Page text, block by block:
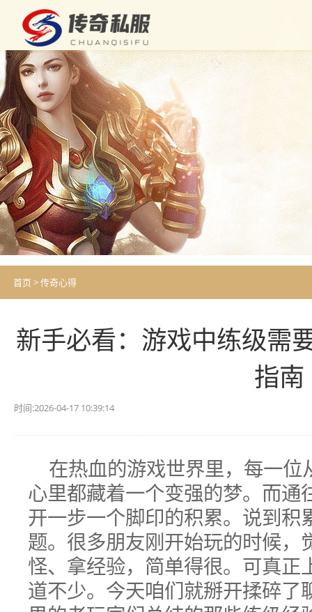
首页 >传奇心得
新手必看：游戏中练级需
指南
时间:2026-04-17 10:39:14
在热血的游戏世界里，每一
心里都藏着一个变强的梦。而通
开一步一个脚印的积累。说到积
题。很多朋友刚开始玩的时候，
怪、拿经验，简单得很。可真正
道不少。今天咱们就掰开揉碎了